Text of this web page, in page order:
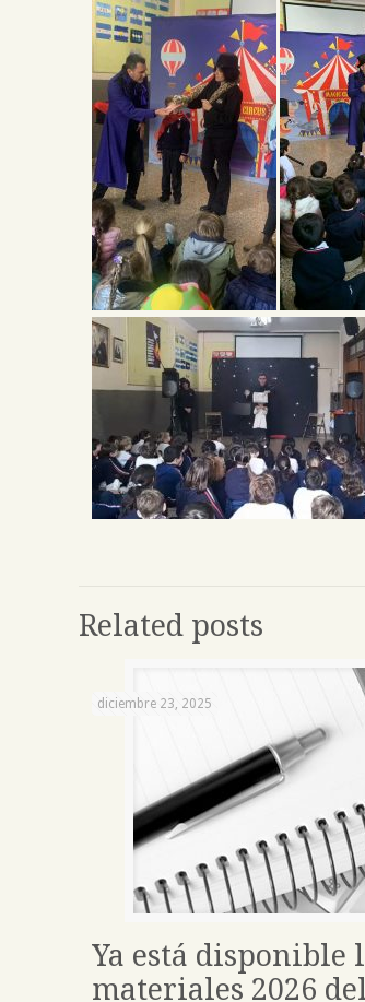
Related posts
diciembre 23, 2025
Ya está disponible
materiales 2026